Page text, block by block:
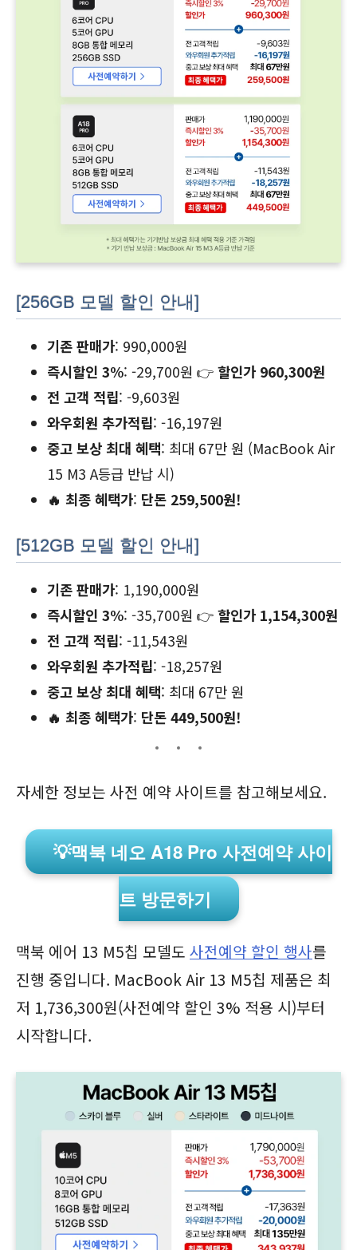
[256GB 모델 할인 안내]
기존 판매가: 990,000원
즉시할인 3%: -29,700원 👉 할인가 960,300원
전 고객 적립: -9,603원
와우회원 추가적립: -16,197원
중고 보상 최대 혜택: 최대 67만 원 (MacBook Air
15 M3 A등급 반납 시)
🔥 최종 혜택가: 단돈 259,500원!
[512GB 모델 할인 안내]
기존 판매가: 1,190,000원
즉시할인 3%: -35,700원 👉 할인가 1,154,300원
전 고객 적립: -11,543원
와우회원 추가적립: -18,257원
중고 보상 최대 혜택: 최대 67만 원
🔥 최종 혜택가: 단돈 449,500원!
자세한 정보는 사전 예약 사이트를 참고해보세요.
💡맥북 네오 A18 Pro 사전예약 사이
트 방문하기
맥북 에어 13 M5칩 모델도 사전예약 할인 행사를
진행 중입니다. MacBook Air 13 M5칩 제품은 최
저 1,736,300원(사전예약 할인 3% 적용 시)부터
시작합니다.